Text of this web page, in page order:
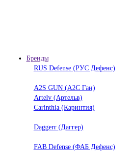
Бренды
RUS Defense (РУС Дефенс)
A2S GUN (А2С Ган)
Artelv (Артельв)
Carinthia (Каринтия)
Daggerr (Даггер)
FAB Defense (ФАБ Дефенс)